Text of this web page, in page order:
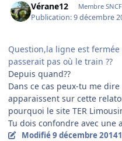
Vérane12 Membre SNCF
Publication:9 décembre
Question,la ligne est
passerait pas où le train ??
Depuis quand??
Dans ce cas peux-tu me
apparaissent sur cette
pourquoi le site TER
Tu dois confondre avec une
Modifié9 décembre 2014